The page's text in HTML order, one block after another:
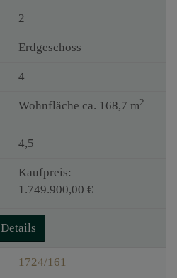
2
Erdgeschoss
4
Wohnfläche ca. 168,7 m2
4,5
Kaufpreis:
1.749.900,00 €
Details
1724/161